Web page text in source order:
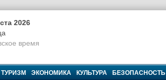
2026
время
ТУРИЗМ ЭКОНОМИКА КУЛЬТУРА БЕЗОПАСНОСТЬ